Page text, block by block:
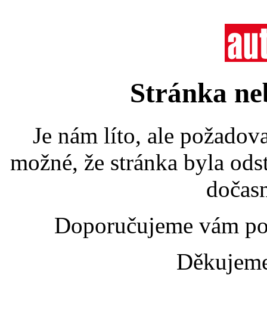
Stránka
Je nám líto, ale
možné, že stránka byla
Doporučujeme vám